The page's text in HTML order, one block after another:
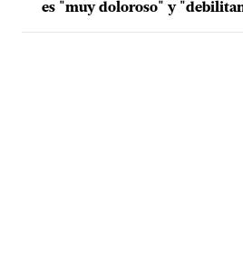
es "muy doloroso" y